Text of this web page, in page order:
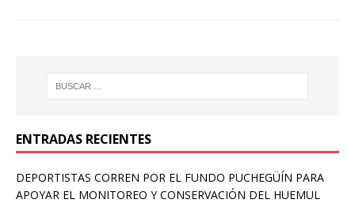
ENTRADAS RECIENTES
DEPORTISTAS CORREN POR EL FUNDO PUCHEGÜÍN PARA
APOYAR EL MONITOREO Y CONSERVACIÓN DEL HUEMUL